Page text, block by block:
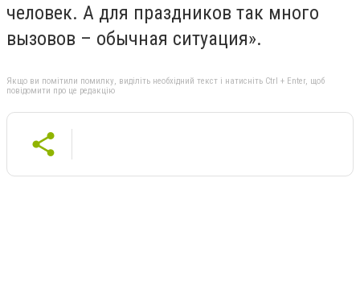
человек. А для праздников так много
вызовов – обычная ситуация».
Якщо ви помітили помилку, виділіть необхідний текст і натисніть Ctrl + Enter, щоб
повідомити про це редакцію